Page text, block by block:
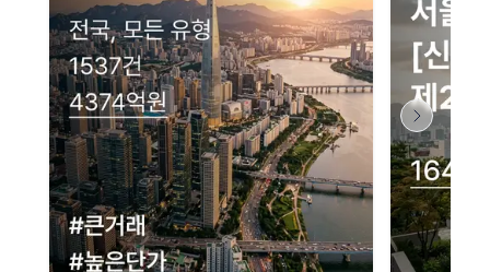
네이버 지도 연결 안내
현재 네이버 지도 연결이 원활하지 않아 지도를 불러올 수 없습니다.
이용에 불편을 드려 죄송합니다.
다시 시도